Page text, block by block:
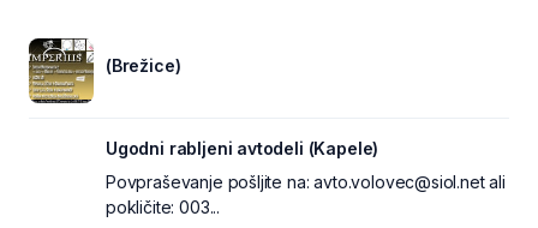
(Brežice)
Ugodni rabljeni avtodeli (Kapele)
Povpraševanje pošljite na: avto.volovec@siol.net ali
pokličite: 003...